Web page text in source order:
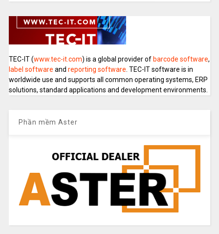
TEC-IT (www.tec-it.com) is a global provider of barcode software,
label software and reporting software . TEC-IT software is in
worldwide use and supports all common operating systems, ERP
solutions, standard applications and development environments.
Phần mềm Aster